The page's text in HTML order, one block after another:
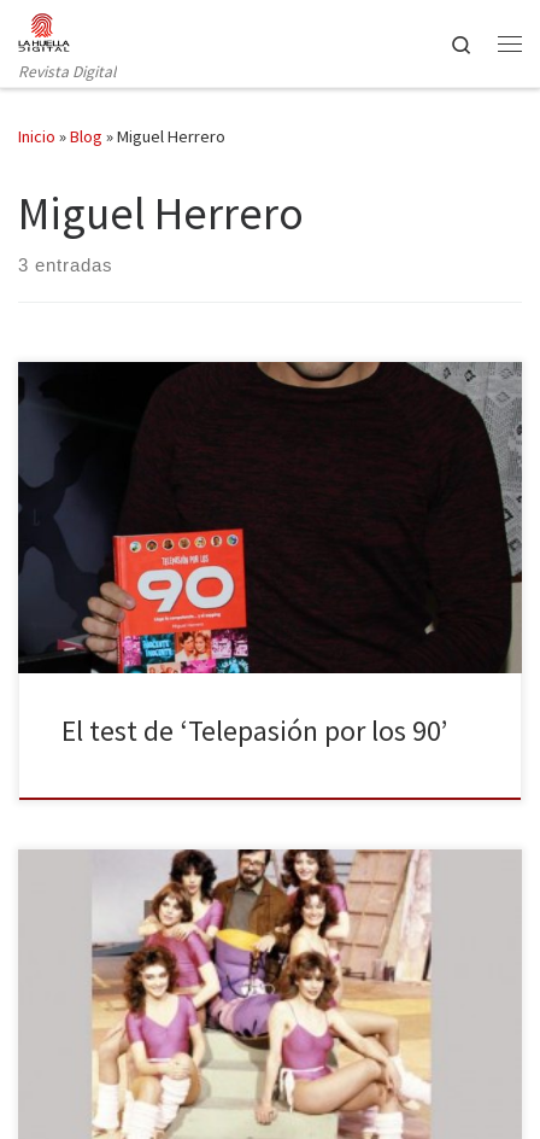
Saltar al contenido
Revista Digital
Search
Inicio »Blog »Miguel Herrero
Miguel Herrero
3 entradas
demostrada y plasmada en sus tres libros: Revisitando los 80, Los
80 responden otra vez, y el que hasta esta semana será su último
libro publicado, Telepasión por los 90. El próximo 14 de octubre
sale a la venta su […]
El test de ‘Telepasión por los 90’
El mejor programa de la televisión española cumple el próximo
jueves 24 de Abril 42 añazos. Con más de 400 programas, fue el
trampolín de azafatas como Lidya Bosch, Victoria Abril, Silvia
Marsó, Paula Vazquez,Nina…. a las que todos conocemos por
trabajos posteriores.